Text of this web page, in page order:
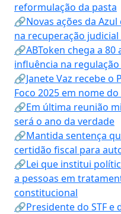
reformulação da pasta
🔗Novas ações da
na recuperação judicial
🔗ABToken chega a 80
influência na
🔗Janete Vaz recebe o
Foco 2025 em nome
🔗Em última reunião
será o ano da verdade
🔗Mantida sentença
certidão fiscal para
🔗Lei que institui
a pessoas em
constitucional
🔗Presidente do STF e